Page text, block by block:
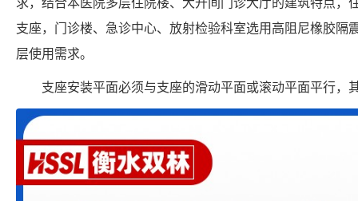
支座，门诊楼、急诊中心、放射检验科室选用高阻尼橡胶隔
层使用需求。
支座安装平面必须与支座的滑动平面或滚动平面平行